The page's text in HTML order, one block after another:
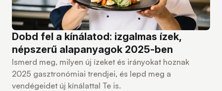
Dobd fel a kínálatod: izgalmas ízek,
népszerű alapanyagok 2025-ben
Ismerd meg, milyen új ízeket és irányokat hoznak
2025 gasztronómiai trendjei, és lepd meg a
vendégeidet új kínálattal Te is.